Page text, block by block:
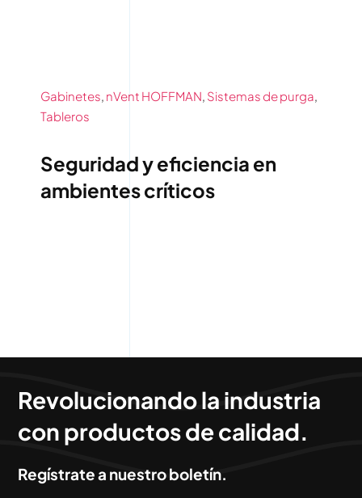
Gabinetes, nVent HOFFMAN, Sistemas de purga,
Tableros
Seguridad y eficiencia en
ambientes críticos
Revolucionando la industria
con productos de calidad.
Regístrate a nuestro boletín.